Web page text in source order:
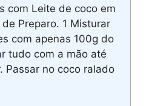
com Leite de coco em
Preparo. 1 Misturar
com apenas 100g do
tudo com a mão até
Passar no coco ralado